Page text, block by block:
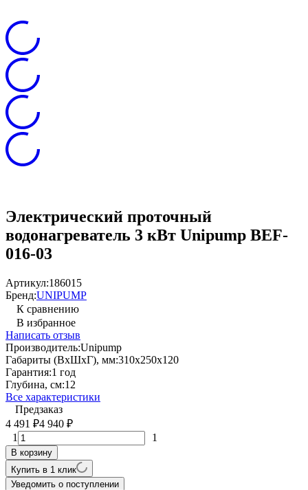
Электрический проточный
водонагреватель 3 кВт Unipump BEF-
016-03
Артикул:186015
Бренд:UNIPUMP
К сравнению
В избранное
Написать отзыв
Производитель:Unipump
Габариты (ВхШхГ), мм:310х250х120
Гарантия:1 год
Глубина, см:12
Все характеристики
Предзаказ
4 491
₽4 940 ₽
1 1
В корзину
Купить в 1 клик
Уведомить о поступлении